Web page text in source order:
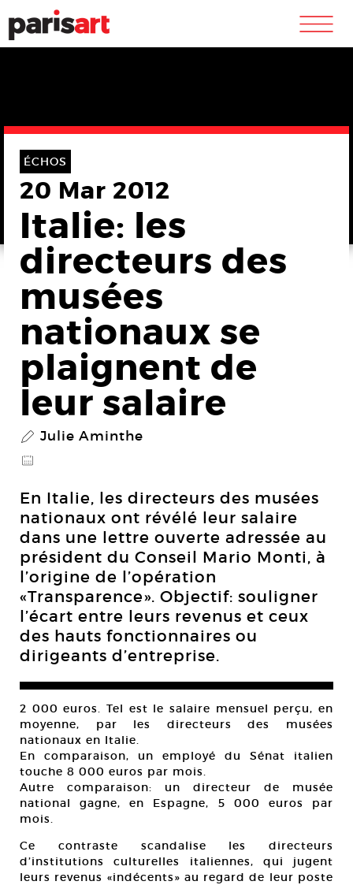
m
ÉCHOS
20 Mar 2012
Italie: les
directeurs des
musées
nationaux se
plaignent de
leur salaire
P Julie Aminthe
@
En Italie, les directeurs des musées
nationaux ont révélé leur salaire
dans une lettre ouverte adressée au
président du Conseil Mario Monti, à
l’origine de l’opération
«Transparence». Objectif: souligner
l’écart entre leurs revenus et ceux
des hauts fonctionnaires ou
dirigeants d’entreprise.
2 000 euros. Tel est le salaire mensuel perçu, en
moyenne, par les directeurs des musées
nationaux en Italie.
En comparaison, un employé du Sénat italien
touche 8 000 euros par mois.
Autre comparaison: un directeur de musée
national gagne, en Espagne, 5 000 euros par
mois.
Ce contraste scandalise les directeurs
d’institutions culturelles italiennes, qui jugent
leurs revenus «indécents» au regard de leur poste